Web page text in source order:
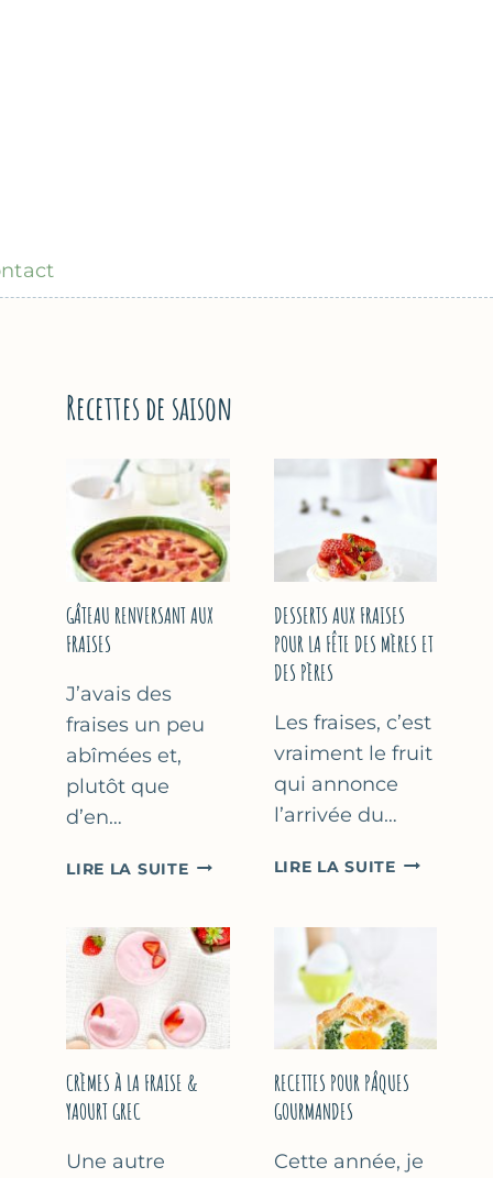
Recettes de saison
GÂTEAU RENVERSANT AUX
FRAISES
J’avais des
fraises un peu
abîmées et,
plutôt que
d’en…
LIRE LA SUITEGÂTEAU
FRAISES
DESSERTS AUX FRAISES
POUR LA FÊTE DES MÈRES ET
DES PÈRES
Les fraises, c’est
vraiment le fruit
qui annonce
l’arrivée du…
LIRE LA SUITEDESSERTS
DES
MÈRES
DES
CRÈMES À LA FRAISE &
YAOURT GREC
Une autre
RECETTES POUR PÂQUES
GOURMANDES
Cette année, je